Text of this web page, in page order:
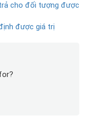
cho đối tượng được
được giá trị